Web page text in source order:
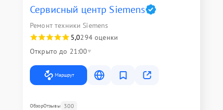
Сервисный центр Siemens
Ремонт техники Siemens
5,0294 оценки
Открыто до 21:00
Маршрут
ОбзорОтзывы 300